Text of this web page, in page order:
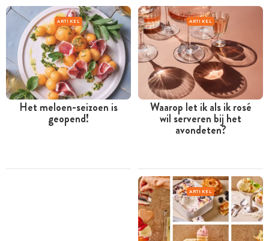
ARTIKEL
Het meloen-seizoen is
geopend!
ARTIKEL
Waarop let ik als ik rosé
wil serveren bij het
avondeten?
ARTIKEL